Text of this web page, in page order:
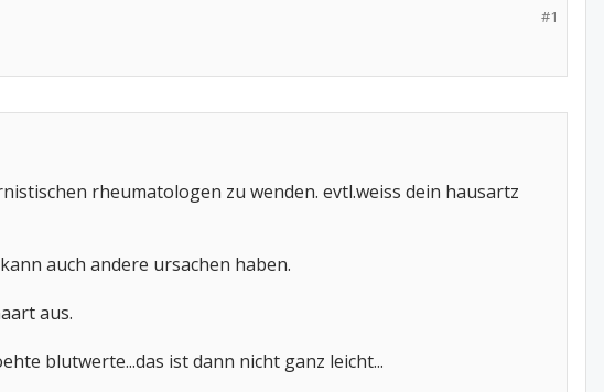
#1
rheumatologen zu wenden. evtl.weiss dein hausartz
auch andere ursachen haben.
aus.
blutwerte...das ist dann nicht ganz leicht...